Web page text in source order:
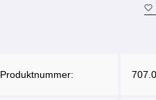
Produktnummer: